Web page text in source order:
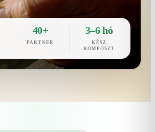
40+
PARTNER
3–6 hó
KÉSZ
KOMPOSZT